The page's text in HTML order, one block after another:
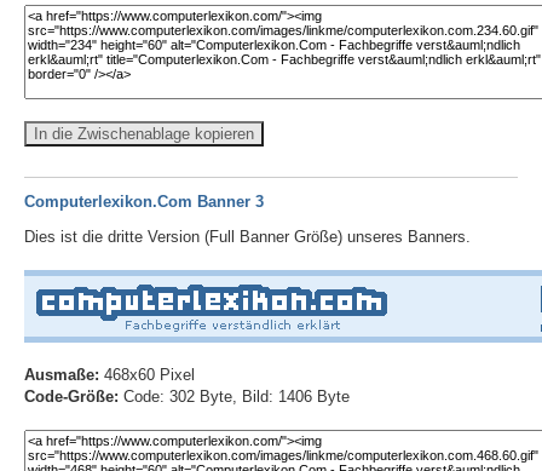
In die Zwischenablage kopieren
Computerlexikon.Com Banner 3
Dies ist die dritte Version (Full Banner Größe) unseres Banners.
Ausmaße: 468x60 Pixel
Code-Größe: Code: 302 Byte, Bild: 1406 Byte